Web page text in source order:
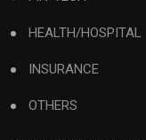
HEALTH/HOSPITAL
INSURANCE
OTHERS